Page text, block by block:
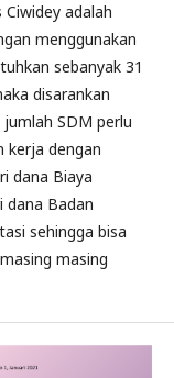
adalah
menggunakan
sebanyak 31
disarankan
SDM perlu
kerja dengan
dana Biaya
dana Badan
sehingga bisa
masing